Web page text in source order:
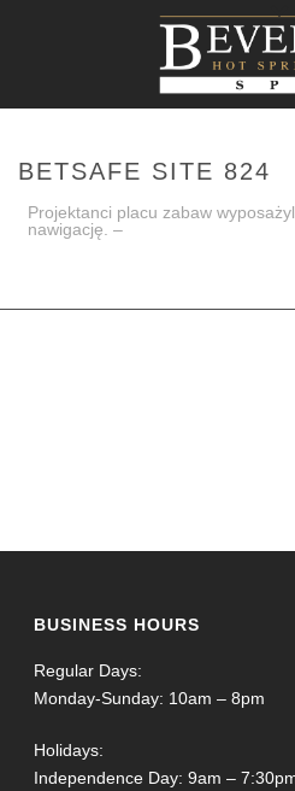
BETSAFE SITE 824
Projektanci placu zabaw
nawigację. –
BUSINESS HOURS
Regular Days:
Monday-Sunday: 10am – 8pm
Holidays:
Independence Day: 9am –